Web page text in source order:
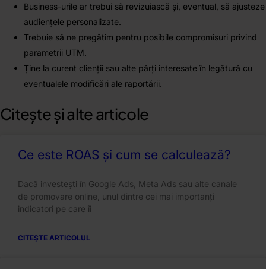
Business-urile ar trebui să revizuiască și, eventual, să ajusteze
audiențele personalizate.
Trebuie să ne pregătim pentru posibile compromisuri privind
parametrii UTM.
Ține la curent clienții sau alte părți interesate în legătură cu
eventualele modificări ale raportării.
Citește și alte articole
Ce este ROAS și cum se calculează?
Dacă investești în Google Ads, Meta Ads sau alte canale
de promovare online, unul dintre cei mai importanți
indicatori pe care îi
CITEȘTE ARTICOLUL